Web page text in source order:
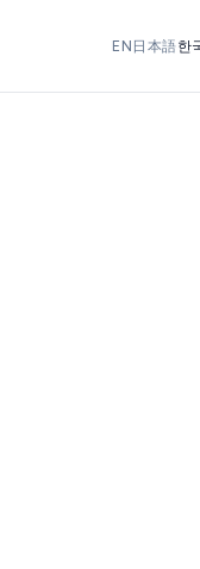
EN 日本語한